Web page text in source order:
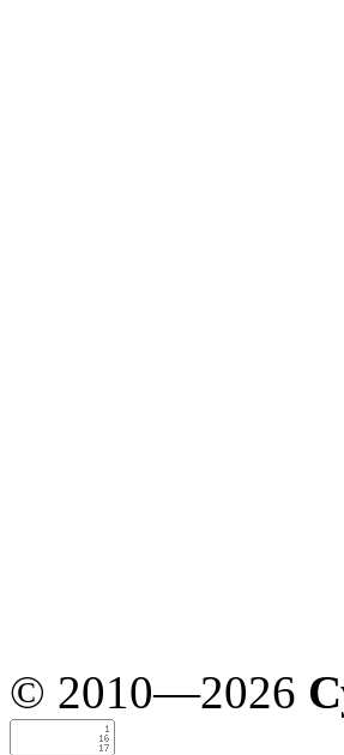
© 2010—2026